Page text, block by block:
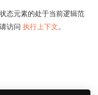
态元素的处于当前逻辑范
访问 执行上下文。